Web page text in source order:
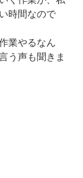
時間なので
業やるなん
う声も聞きま